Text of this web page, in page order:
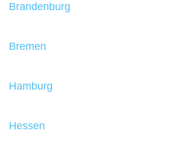
Brandenburg
Bremen
Hamburg
Hessen